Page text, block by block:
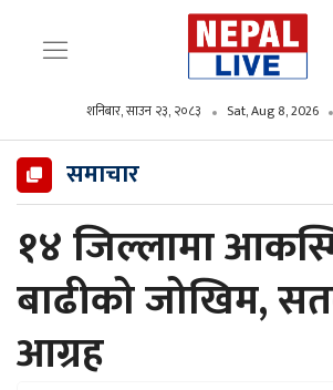
शनिबार, साउन २३, २०८३ Sat, Aug 8, 2026
समाचार
१४ जिल्लामा
बाढीको जोखिम,
आग्रह